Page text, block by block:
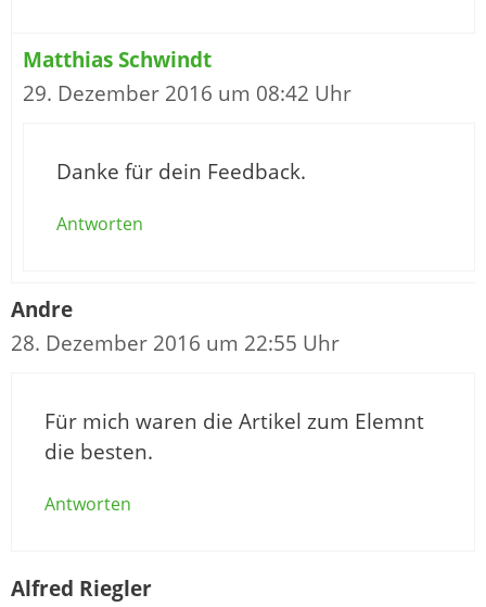
Matthias Schwindt
29. Dezember 2016 um 08:42 Uhr
Danke für dein Feedback.
Antworten
Andre
28. Dezember 2016 um 22:55 Uhr
Für mich waren die Artikel zum Elemnt
die besten.
Antworten
Alfred Riegler